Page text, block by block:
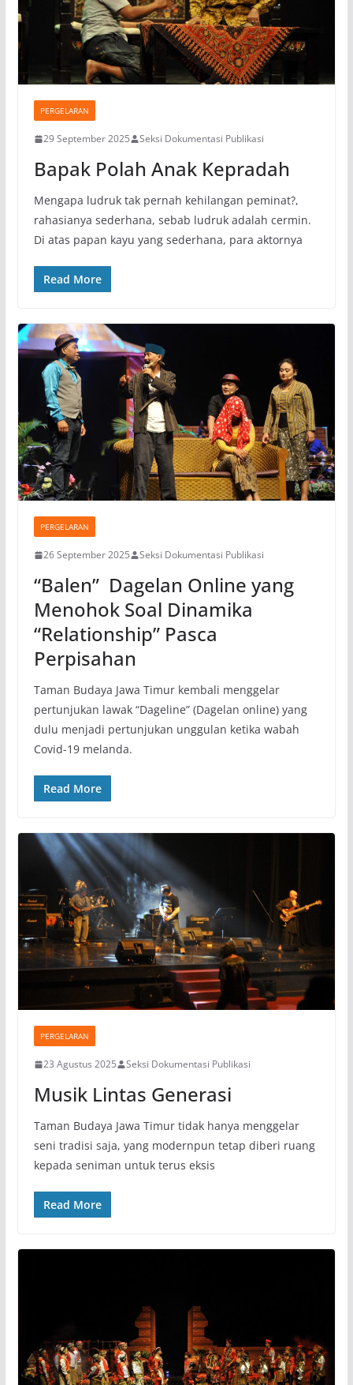
PERGELARAN
29 September 2025 Seksi Dokumentasi Publikasi
Bapak Polah Anak Kepradah
Mengapa ludruk tak pernah kehilangan peminat?,
rahasianya sederhana, sebab ludruk adalah cermin.
Di atas papan kayu yang sederhana, para aktornya
Read More
PERGELARAN
26 September 2025 Seksi Dokumentasi Publikasi
“Balen” Dagelan Online yang
Menohok Soal Dinamika
“Relationship” Pasca
Perpisahan
Taman Budaya Jawa Timur kembali menggelar
pertunjukan lawak “Dageline” (Dagelan online) yang
dulu menjadi pertunjukan unggulan ketika wabah
Covid-19 melanda.
Read More
PERGELARAN
23 Agustus 2025 Seksi Dokumentasi Publikasi
Musik Lintas Generasi
Taman Budaya Jawa Timur tidak hanya menggelar
seni tradisi saja, yang modernpun tetap diberi ruang
kepada seniman untuk terus eksis
Read More